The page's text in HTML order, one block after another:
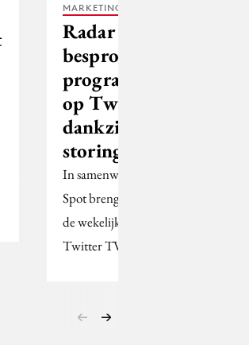
MARKETING
Radar meest
besproken tv-
programma
op Twitter
dankzij
storing
In samenwerking met
Spot brengt Adformatie
de wekelijkse GfK
Twitter TV Ratings.